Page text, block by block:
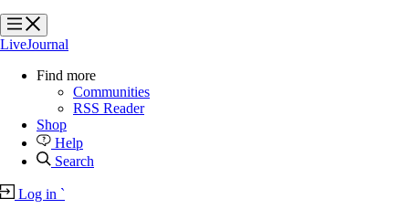
?
?
LiveJournal
Find more
Communities
RSS Reader
Shop
Help
Search
Log in `